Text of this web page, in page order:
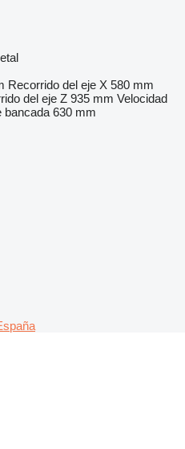
Recorrido del eje X 580 mm
del eje Z 935 mm Velocidad
bancada 630 mm